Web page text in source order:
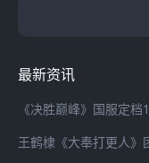
最新资讯